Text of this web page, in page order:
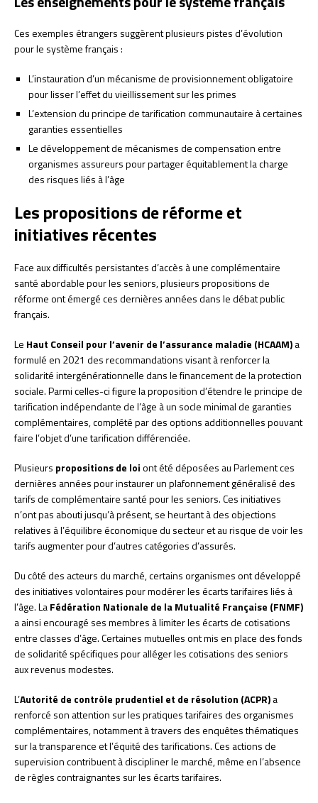
Ces exemples étrangers suggèrent plusieurs pistes d’évolution
pour le système français :
L’instauration d’un mécanisme de provisionnement obligatoire
pour lisser l’effet du vieillissement sur les primes
L’extension du principe de tarification communautaire à certaines
garanties essentielles
Le développement de mécanismes de compensation entre
organismes assureurs pour partager équitablement la charge
des risques liés à l’âge
Les propositions de réforme et
initiatives récentes
Face aux difficultés persistantes d’accès à une complémentaire
santé abordable pour les seniors, plusieurs propositions de
réforme ont émergé ces dernières années dans le débat public
français.
Le Haut Conseil pour l’avenir de l’assurance maladie (HCAAM)a
formulé en 2021 des recommandations visant à renforcer la
solidarité intergénérationnelle dans le financement de la protection
sociale. Parmi celles-ci figure la proposition d’étendre le principe de
tarification indépendante de l’âge à un socle minimal de garanties
complémentaires, complété par des options additionnelles pouvant
faire l’objet d’une tarification différenciée.
Plusieurs propositions de loiont été déposées au Parlement ces
dernières années pour instaurer un plafonnement généralisé des
tarifs de complémentaire santé pour les seniors. Ces initiatives
n’ont pas abouti jusqu’à présent, se heurtant à des objections
relatives à l’équilibre économique du secteur et au risque de voir les
tarifs augmenter pour d’autres catégories d’assurés.
Du côté des acteurs du marché, certains organismes ont développé
des initiatives volontaires pour modérer les écarts tarifaires liés à
l’âge. LaFédération Nationale de la Mutualité Française (FNMF)
a ainsi encouragé ses membres à limiter les écarts de cotisations
entre classes d’âge. Certaines mutuelles ont mis en place des fonds
de solidarité spécifiques pour alléger les cotisations des seniors
aux revenus modestes.
L’Autorité de contrôle prudentiel et de résolution (ACPR)a
renforcé son attention sur les pratiques tarifaires des organismes
complémentaires, notamment à travers des enquêtes thématiques
sur la transparence et l’équité des tarifications. Ces actions de
supervision contribuent à discipliner le marché, même en l’absence
de règles contraignantes sur les écarts tarifaires.